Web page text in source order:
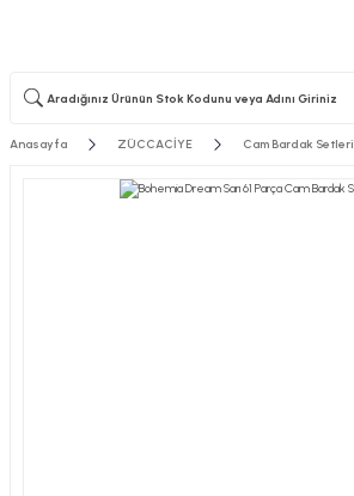
Anasayfa ZÜCCACİYE Cam Bardak Setleri